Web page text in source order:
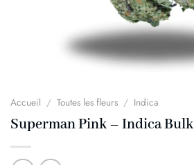
Accueil / Toutes les fleurs / Indica
Superman Pink – Indica Bulk